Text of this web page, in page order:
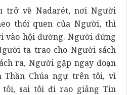
trở về Nadarét, nơi Người
thói quen của Người, thì
vào hội đường. Người đứng
ta trao cho Người sách
ra, Người gặp ngay đoạn
Thần Chúa ngự trên tôi, vì
tôi, sai tôi đi rao giảng Tin